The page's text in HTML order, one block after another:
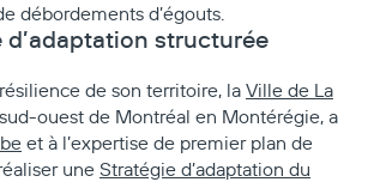
débordements d’égouts.
d’adaptation structurée
de son territoire, la Ville de La
ouest de Montréal en Montérégie, a
et à l’expertise de premier plan de
une Stratégie d’adaptation du